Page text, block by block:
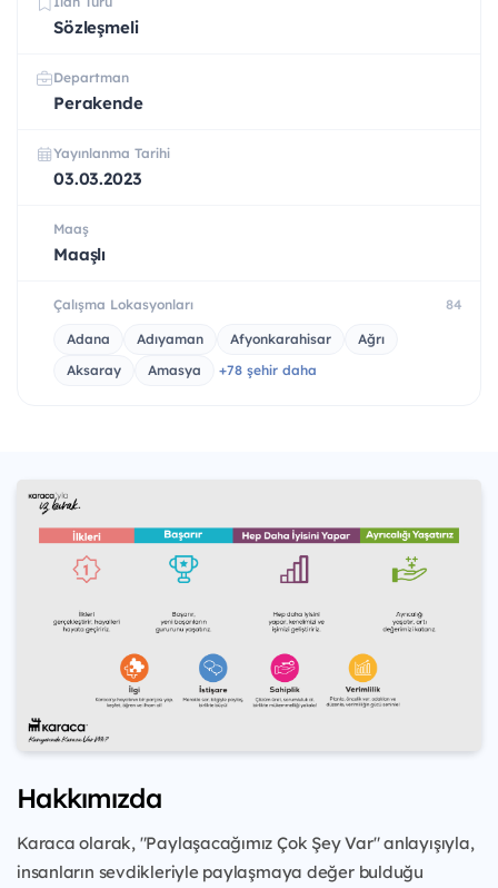
Sözleşmeli
Departman
Perakende
Yayınlanma Tarihi
03.03.2023
Maaş
Maaşlı
Çalışma Lokasyonları 84
Adana Adıyaman Afyonkarahisar
Ağrı
Aksaray
Amasya +78 şehir daha
Hakkımızda
Karaca olarak, "Paylaşacağımız Çok Şey Var" anlayışıyla,
insanların sevdikleriyle paylaşmaya değer bulduğu